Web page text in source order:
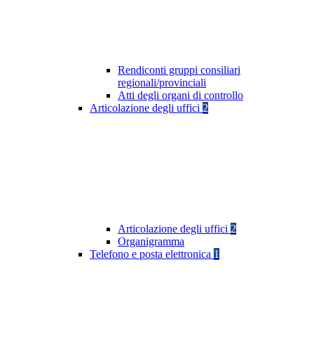
Rendiconti gruppi consiliari
regionali/provinciali
Atti degli organi di controllo
Articolazione degli uffici 2
Articolazione degli uffici 2
Organigramma
Telefono e posta elettronica 1